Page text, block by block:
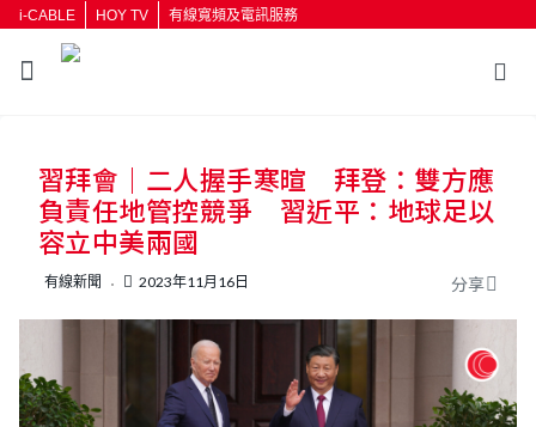
i-CABLE HOY TV 有線寬頻及電訊服務
按輸入鍵開始搜尋
習拜會｜二人握手寒暄 拜登：雙方應
負責任地管控競爭 習近平：地球足以
容立中美兩國
有線新聞 2023年11月16日 分享